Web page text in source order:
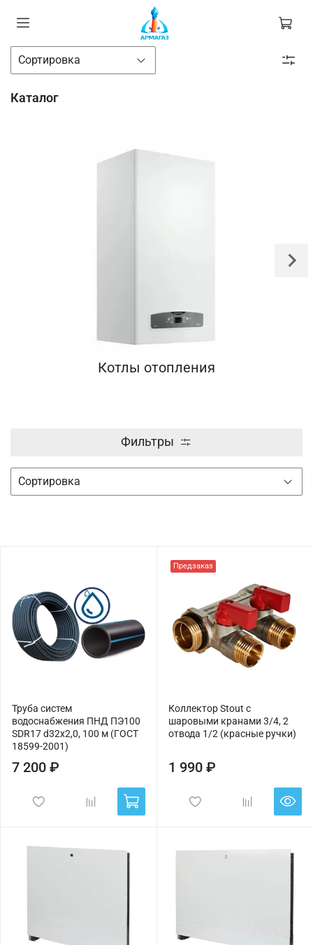
Каталог
Котлы отопления
Фильтры
Труба систем
водоснабжения ПНД ПЭ100
SDR17 d32х2,0, 100 м (ГОСТ
18599-2001)
7 200 ₽
Предзаказ
Коллектор Stout с
шаровыми кранами 3/4, 2
отвода 1/2 (красные ручки)
1 990 ₽